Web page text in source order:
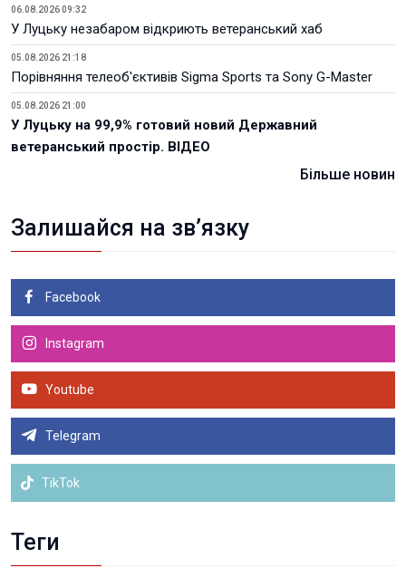
06.08.2026 09:32
У Луцьку незабаром відкриють ветеранський хаб
05.08.2026 21:18
Порівняння телеоб'єктивів Sigma Sports та Sony G-Master
05.08.2026 21:00
У Луцьку на 99,9% готовий новий Державний
ветеранський простір. ВІДЕО
Більше новин
Залишайся на зв’язку
Facebook
Instagram
Youtube
Telegram
TikTok
Теги